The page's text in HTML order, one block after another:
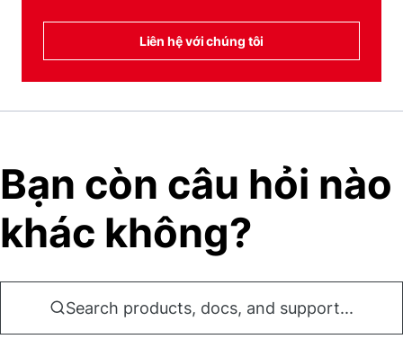
Liên hệ với chúng tôi
Bạn còn câu hỏi nào
khác không?
Search products, docs, and support...